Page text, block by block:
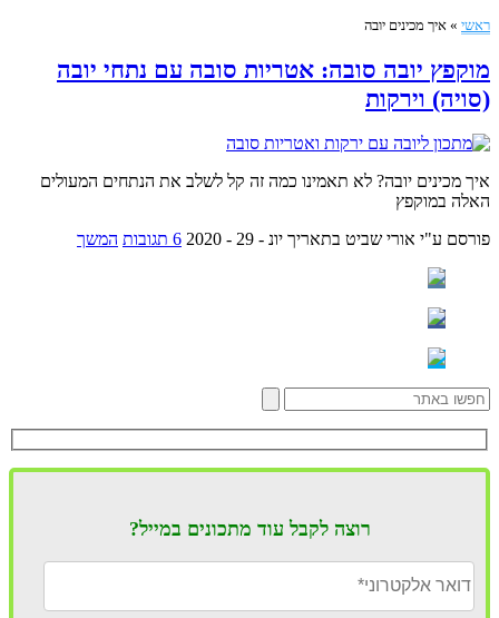
ראשי » איך מכינים יובה
מוקפץ יובה סובה: אטריות סובה עם נתחי יובה
(סויה) וירקות
איך מכינים יובה? לא תאמינו כמה זה קל לשלב את הנתחים המעולים
האלה במוקפץ
פורסם ע"י אורי שביט בתאריך יונ - 29 - 2020 6 תגובות המשך
רוצה לקבל עוד מתכונים במייל?